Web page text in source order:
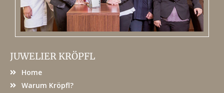
JUWELIER KRÖPFL
Home
Warum Kröpfl?